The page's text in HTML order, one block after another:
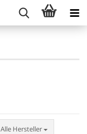
Alle Hersteller